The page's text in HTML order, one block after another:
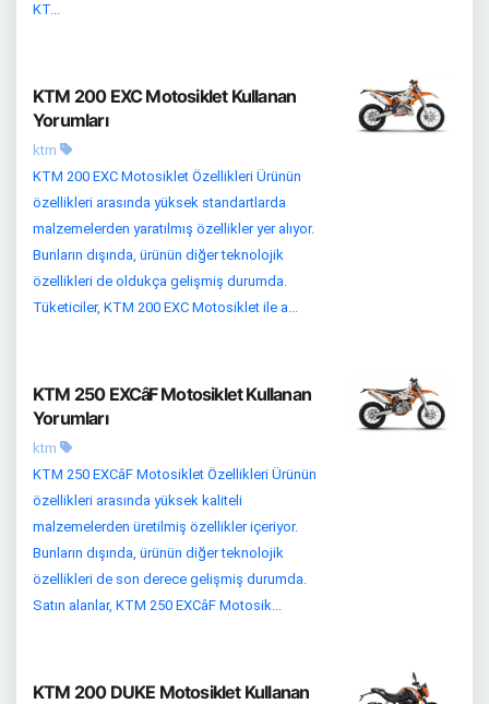
KT...
KTM 200 EXC Motosiklet Kullanan
Yorumları
ktm
KTM 200 EXC Motosiklet Özellikleri Ürünün
özellikleri arasında yüksek standartlarda
malzemelerden yaratılmış özellikler yer alıyor.
Bunların dışında, ürünün diğer teknolojik
özellikleri de oldukça gelişmiş durumda.
Tüketiciler, KTM 200 EXC Motosiklet ile a...
KTM 250 EXCâF Motosiklet Kullanan
Yorumları
ktm
KTM 250 EXCâF Motosiklet Özellikleri Ürünün
özellikleri arasında yüksek kaliteli
malzemelerden üretilmiş özellikler içeriyor.
Bunların dışında, ürünün diğer teknolojik
özellikleri de son derece gelişmiş durumda.
Satın alanlar, KTM 250 EXCâF Motosik...
KTM 200 DUKE Motosiklet Kullanan